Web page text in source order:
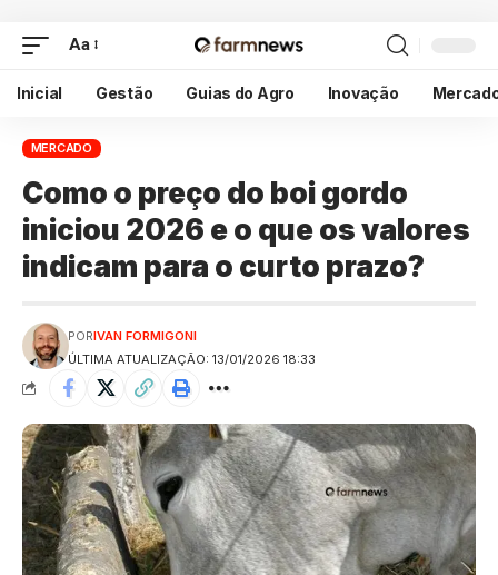
Aa
Inicial Gestão Guias do Agro Inovação
MERCADO
Como o preço do boi gordo
iniciou 2026 e o que os valores
indicam para o curto prazo?
ÚLTIMA ATUALIZAÇÃO: 13/01/2026 18:33
PORIVAN FORMIGONI